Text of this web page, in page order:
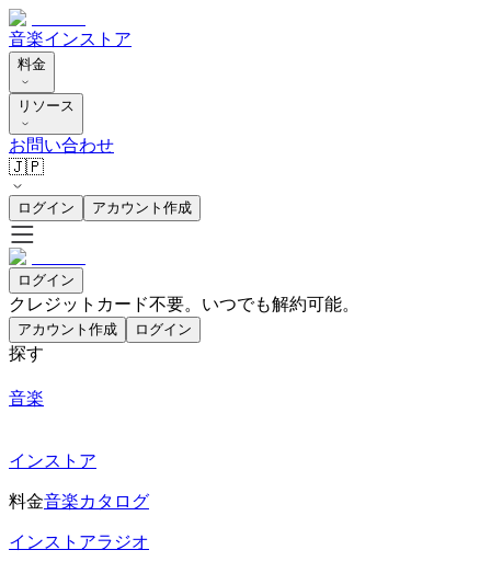
音楽インストア
料金
リソース
お問い合わせ
🇯🇵
ログイン アカウント作成
ログイン
クレジットカード不要。いつでも解約可能。
アカウント作成 ログイン
探す
音楽
インストア
料金音楽カタログ
インストアラジオ